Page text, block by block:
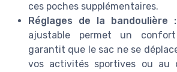
ces poches supplémentaires.
Réglages de la bandoulière :
ajustable permet un
garantit que le sac ne se
vos activités sportives ou au